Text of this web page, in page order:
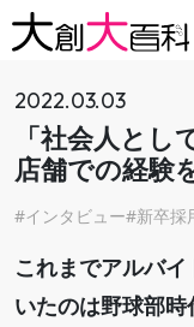
CATEGORY
PEOPLE 人
2022.03.03
「社会人とし
店舗での経験
インタビュー 新卒採
これまでアルバ
いたのは野球部